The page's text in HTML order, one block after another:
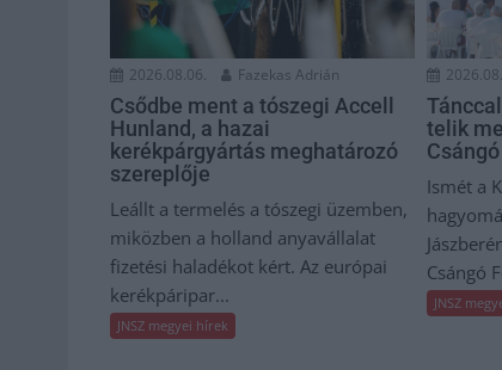
2026.08.06. Fazekas Adrián
Csődbe ment a tószegi Accell
Hunland, a hazai
kerékpárgyártás meghatározó
szereplője
Leállt a termelés a tószegi üzemben,
miközben a holland anyavállalat
fizetési haladékot kért. Az európai
kerékpáripar...
JNSZ megyei hírek
telik
Ismét a
Csángó
JNSZ